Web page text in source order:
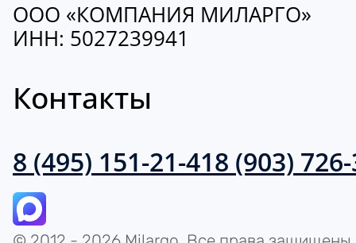
ООО «КОМПАНИЯ МИЛАРГО»
ИНН: 5027239941
Контакты
8 (495) 151-21-418 (903)